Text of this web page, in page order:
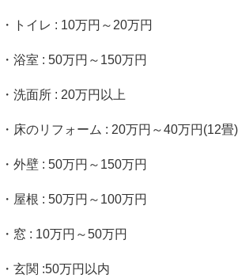
・トイレ : 10万円～ 20万円
・浴室 : 50万円～ 150万円
・洗面所: 20万円以上
・床のリフォーム : 20万円～40万円 (12畳)
・外壁: 50万円～ 150万円
・屋根 : 50万円～ 100万円
・窓 : 10万円～50万円
・玄関 :50万円以内